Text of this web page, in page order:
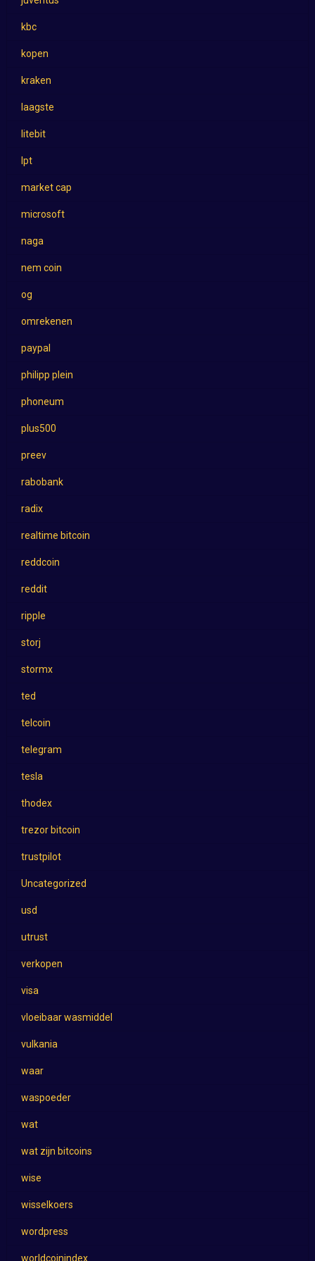
kbc
kopen
kraken
laagste
litebit
lpt
market cap
microsoft
naga
nem coin
og
omrekenen
paypal
philipp plein
phoneum
plus500
preev
rabobank
radix
realtime bitcoin
reddcoin
reddit
ripple
storj
stormx
ted
telcoin
telegram
tesla
thodex
trezor bitcoin
trustpilot
Uncategorized
usd
utrust
verkopen
visa
vloeibaar wasmiddel
vulkania
waar
waspoeder
wat
wat zijn bitcoins
wise
wisselkoers
wordpress
worldcoinindex